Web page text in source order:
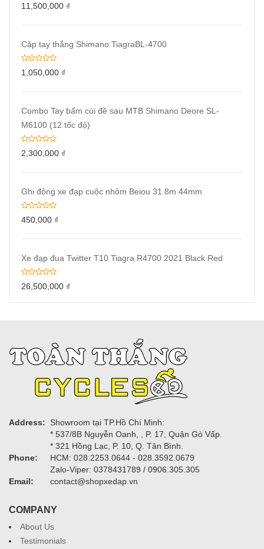
11,500,000 ₫
Cặp tay thắng Shimano TiagraBL-4700
1,050,000 ₫
Combo Tay bấm cùi đề sau MTB Shimano Deore SL-
M6100 (12 tốc độ)
2,300,000 ₫
Ghi đông xe đạp cuộc nhôm Beiou 31.8m 44mm
450,000 ₫
Xe đạp đua Twitter T10 Tiagra R4700 2021 Black Red
26,500,000 ₫
Address:
Showroom tại TP.Hồ Chí Minh:
* 537/8B Nguyễn Oanh, , P. 17, Quận Gò Vấp.
* 321 Hồng Lạc, P. 10, Q. Tân Bình.
Phone:
HCM: 028.2253.0644 - 028.3592.0679
Zalo-Viper: 0378431789 / 0906.305.305
Email:
contact@shopxedap.vn
COMPANY
About Us
Testimonials